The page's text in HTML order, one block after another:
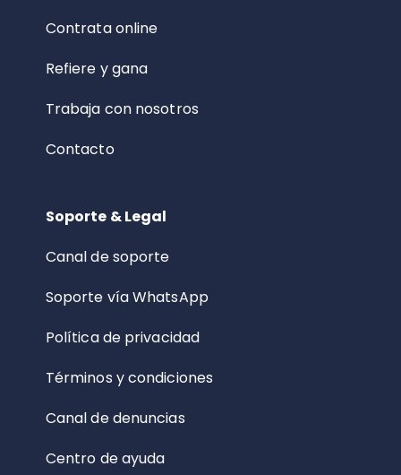
Contrata online
Refiere y gana
Trabaja con nosotros
Contacto
Soporte & Legal
Canal de soporte
Soporte vía WhatsApp
Política de privacidad
Términos y condiciones
Canal de denuncias
Centro de ayuda